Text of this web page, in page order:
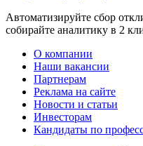
Автоматизируйте сбор
собирайте аналитику в 2
О компании
Наши вакансии
Партнерам
Реклама на сайте
Новости и статьи
Инвесторам
Кандидаты по